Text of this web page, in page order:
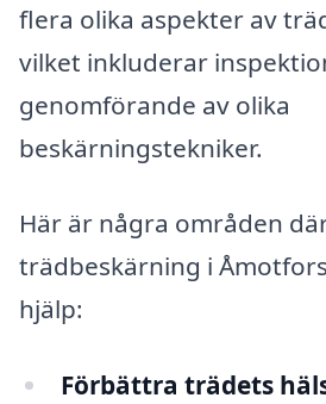
flera olika aspekter av
vilket inkluderar
genomförande av olika
beskärningstekniker.
Här är några områden
trädbeskärning i
hjälp:
Förbättra trädets